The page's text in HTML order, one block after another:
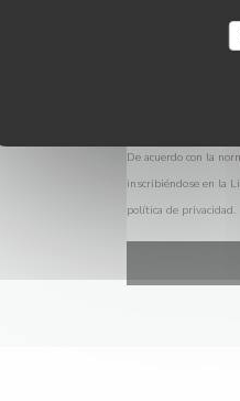
De acuerdo con la
inscribiéndose en la
política de privacidad.